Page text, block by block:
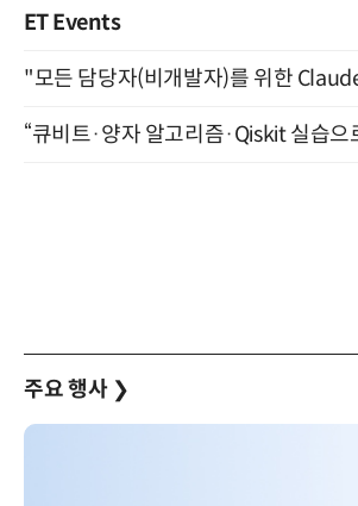
ET Events
주요 행사 ❯